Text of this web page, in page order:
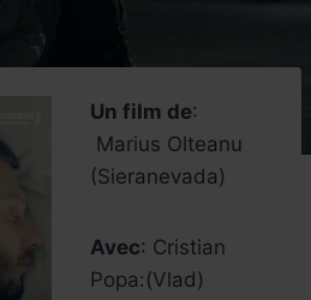
Un film de:
Marius Olteanu
(Sieranevada)
Avec: Cristian
Popa:(Vlad)